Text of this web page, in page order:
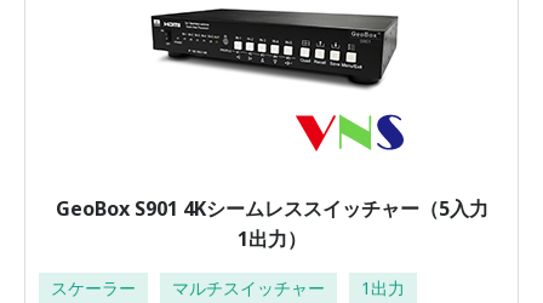
GeoBox S901 4Kシームレススイッチャー（5入力
1出力）
スケーラー マルチスイッチャー 1出力